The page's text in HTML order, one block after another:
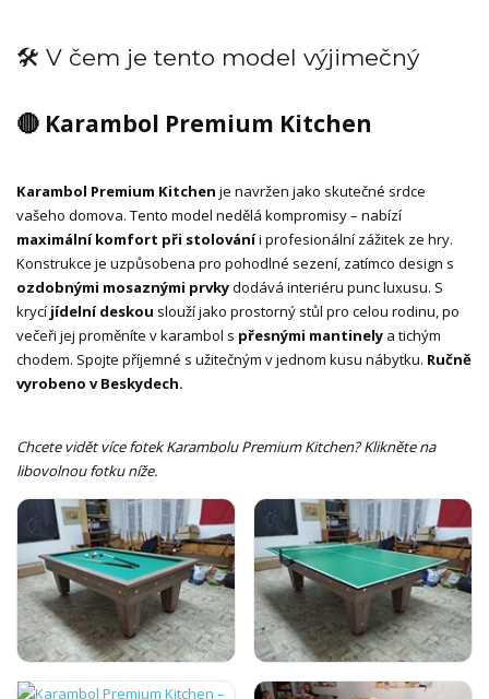
🛠️ V čem je tento model výjimečný
🔴 Karambol Premium Kitchen
Karambol Premium Kitchen je navržen jako skutečné srdce
vašeho domova. Tento model nedělá kompromisy – nabízí
maximální komfort při stolováníi profesionální zážitek ze hry.
Konstrukce je uzpůsobena pro pohodlné sezení, zatímco design s
ozdobnými mosaznými prvkydodává interiéru punc luxusu. S
krycí jídelní deskou slouží jako prostorný stůl pro celou rodinu, po
večeři jej proměníte v karambol s přesnými mantinely a tichým
chodem. Spojte příjemné s užitečným v jednom kusu nábytku. Ručně
vyrobeno v Beskydech.
Chcete vidět více fotek Karambolu Premium Kitchen? Klikněte na
libovolnou fotku níže.